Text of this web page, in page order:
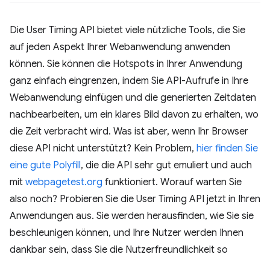
Die User Timing API bietet viele nützliche Tools, die Sie
auf jeden Aspekt Ihrer Webanwendung anwenden
können. Sie können die Hotspots in Ihrer Anwendung
ganz einfach eingrenzen, indem Sie API-Aufrufe in Ihre
Webanwendung einfügen und die generierten Zeitdaten
nachbearbeiten, um ein klares Bild davon zu erhalten, wo
die Zeit verbracht wird. Was ist aber, wenn Ihr Browser
diese API nicht unterstützt? Kein Problem, hier finden Sie
eine gute Polyfill, die die API sehr gut emuliert und auch
mit webpagetest.org funktioniert. Worauf warten Sie
also noch? Probieren Sie die User Timing API jetzt in Ihren
Anwendungen aus. Sie werden herausfinden, wie Sie sie
beschleunigen können, und Ihre Nutzer werden Ihnen
dankbar sein, dass Sie die Nutzerfreundlichkeit so